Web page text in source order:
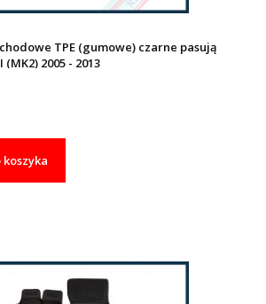
TPE (gumowe) czarne pasują
(MK2) 2005 - 2013